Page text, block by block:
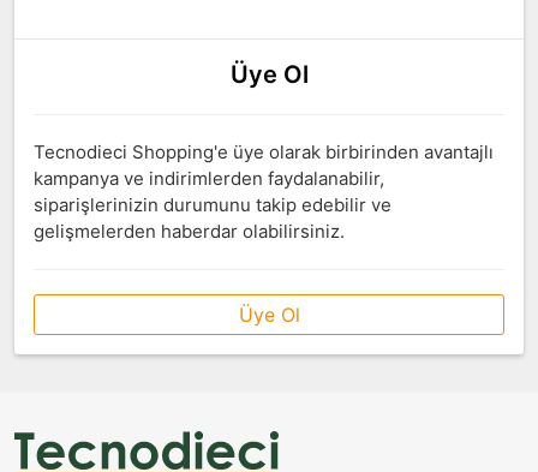
Üye Ol
Tecnodieci Shopping'e üye olarak birbirinden avantajlı
kampanya ve indirimlerden faydalanabilir,
siparişlerinizin durumunu takip edebilir ve
gelişmelerden haberdar olabilirsiniz.
Üye Ol